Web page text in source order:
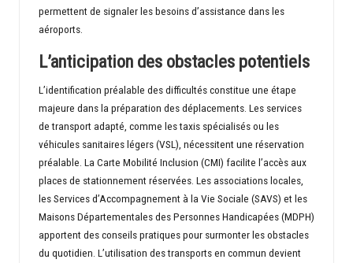
permettent de signaler les besoins d’assistance dans les
aéroports.
L’anticipation des obstacles potentiels
L’identification préalable des difficultés constitue une étape
majeure dans la préparation des déplacements. Les services
de transport adapté, comme les taxis spécialisés ou les
véhicules sanitaires légers (VSL), nécessitent une réservation
préalable. La Carte Mobilité Inclusion (CMI) facilite l’accès aux
places de stationnement réservées. Les associations locales,
les Services d’Accompagnement à la Vie Sociale (SAVS) et les
Maisons Départementales des Personnes Handicapées (MDPH)
apportent des conseils pratiques pour surmonter les obstacles
du quotidien. L’utilisation des transports en commun devient